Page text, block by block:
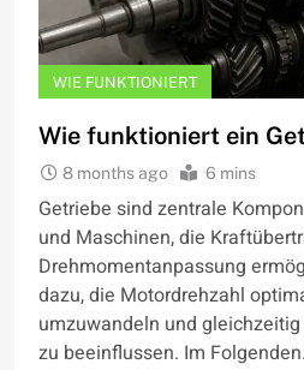
WIE FUNKTIONIERT
Wie funktioniert ein
8 months ago 6 mins
Getriebe sind zentrale
und Maschinen, die
Drehmomentanpassung
dazu, die Motordrehzahl
umzuwandeln und
zu beeinflussen. Im